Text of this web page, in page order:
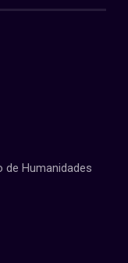
de Humanidades